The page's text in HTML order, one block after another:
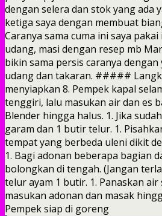
dengan selera dan stok yang ada
ketiga saya dengan membuat
Caranya sama cuma ini saya
udang, masi dengan resep mb
bikin sama persis caranya
udang dan takaran. #####
menyiapkan 8. Pempek kapal
tenggiri, lalu masukan air dan es
Blender hingga halus. 1. Jika
garam dan 1 butir telur. 1.
tempat yang berbeda uleni dikit
1. Bagi adonan beberapa bagian
bolongkan di tengah. (Jangan
telur ayam 1 butir. 1. Panaskan air
masukan adonan dan masak
Pempek siap di goreng